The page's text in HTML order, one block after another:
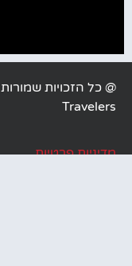
@ כל הזכויות
Travelers
מדיניות פרטיות